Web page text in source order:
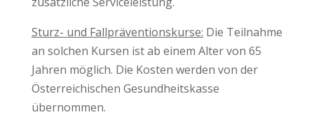
Sturz- und Fallpräventionskurse: Die Teilnahme
an solchen Kursen ist ab einem Alter von 65
Jahren möglich. Die Kosten werden von der
Österreichischen Gesundheitskasse
übernommen.